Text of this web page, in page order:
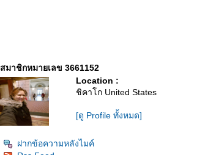
สมาชิกหมายเลข 3661152
Location :
ชิคาโก United States
[ดู Profile ทั้งหมด]
ฝากข้อความหลังไมค์